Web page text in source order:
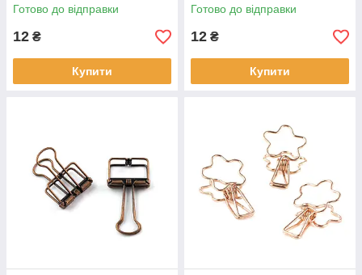
Готово до відправки
12 ₴
Купити
Готово до відправки
12 ₴
Купити